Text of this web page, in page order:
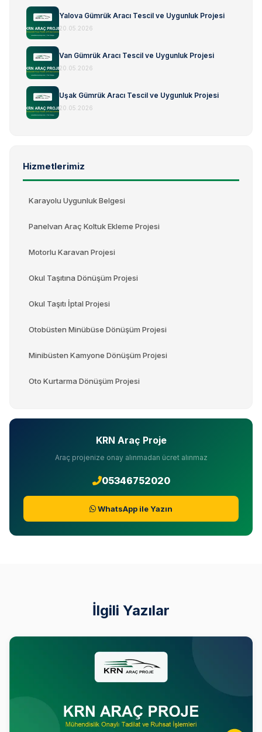
Yalova Gümrük Aracı Tescil ve Uygunluk Projesi
20.05.2026
Van Gümrük Aracı Tescil ve Uygunluk Projesi
20.05.2026
Uşak Gümrük Aracı Tescil ve Uygunluk Projesi
20.05.2026
Hizmetlerimiz
Karayolu Uygunluk Belgesi
Panelvan Araç Koltuk Ekleme Projesi
Motorlu Karavan Projesi
Okul Taşıtına Dönüşüm Projesi
Okul Taşıtı İptal Projesi
Otobüsten Minübüse Dönüşüm Projesi
Minibüsten Kamyone Dönüşüm Projesi
Oto Kurtarma Dönüşüm Projesi
KRN Araç Proje
Araç projenize onay alınmadan ücret alınmaz
05346752020
WhatsApp ile Yazın
İlgili Yazılar